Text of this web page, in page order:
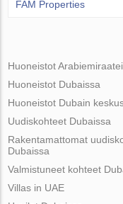
FAM Properties
Huoneistot
Huoneistot Dubaissa
Huoneistot Dubain
Uudiskohteet Dubaissa
Rakentamattomat
Dubaissa
Valmistuneet kohteet
Villas in UAE